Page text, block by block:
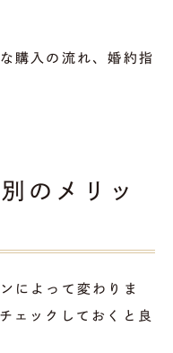
購入の流れ、婚約指
のメリッ
によって変わりま
ェックしておくと良